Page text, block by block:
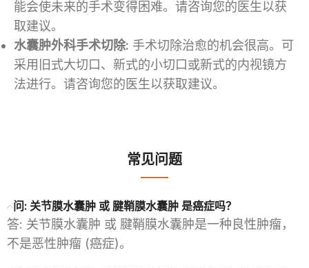
能会使未来的手术变得困难。请咨询您的医生以获
取建议。
水囊肿外科手术切除: 手术切除治愈的机会很高。可
采用旧式大切口、新式的小切口或新式的内视镜方
法进行。请咨询您的医生以获取建议。
常见问题
问: 关节膜水囊肿 或 腱鞘膜水囊肿 是癌症吗？
答: 关节膜水囊肿 或 腱鞘膜水囊肿是一种良性肿瘤，
不是恶性肿瘤 (癌症)。